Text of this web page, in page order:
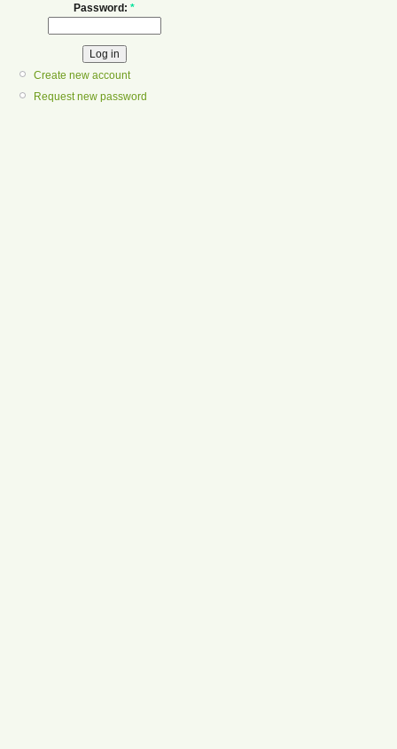
Password: *
Create new account
Request new password